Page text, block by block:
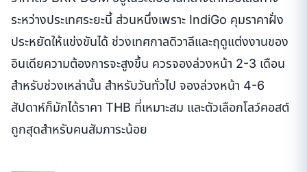
ระหว่างประเทศระยะนี้ ส่วนหนึ่งเพราะ IndiGo คุมราคาฝั่ง
ประหยัดให้แข่งขันได้ ช่วงเทศกาลดิวาลีและฤดูแต่งงานของ
อินเดียความต้องการจะสูงขึ้น ควรจองล่วงหน้า 2-3 เดือน
สำหรับช่วงเหล่านั้น สำหรับวันทั่วไป จองล่วงหน้า 4-6
สัปดาห์ก็มักได้ราคา THB ที่เหมาะสม และตัวเลือกโลว์คอสต์
ถูกสุดสำหรับคนสัมภาระน้อย